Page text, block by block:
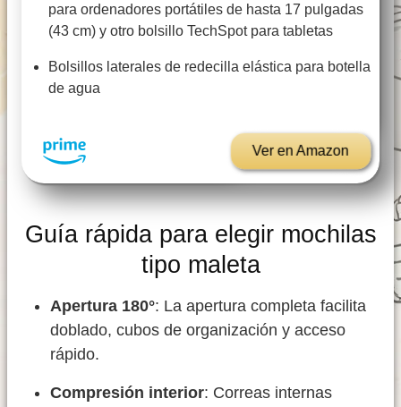
para ordenadores portátiles de hasta 17 pulgadas
(43 cm) y otro bolsillo TechSpot para tabletas
Bolsillos laterales de redecilla elástica para botella
de agua
Ver en Amazon
Guía rápida para elegir mochilas
tipo maleta
Apertura 180°: La apertura completa facilita
doblado, cubos de organización y acceso
rápido.
Compresión interior: Correas internas